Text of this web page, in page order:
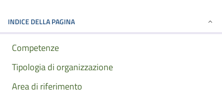
INDICE DELLA PAGINA
Competenze
Tipologia di organizzazione
Area di riferimento